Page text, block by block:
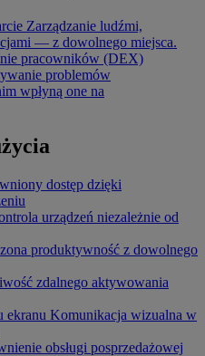
Zarządzanie ludźmi,
— z dowolnego miejsca.
pracowników (DEX)
problemów
wpłyną one na
dostęp dzięki
urządzeń niezależnie od
produktywność z dowolnego
zdalnego aktywowania
ekranu Komunikacja wizualna w
obsługi posprzedażowej